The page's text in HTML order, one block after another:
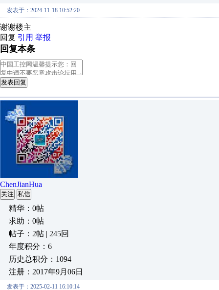
发表于：2024-11-18 10:52:20
谢谢楼主
回复 引用 举报
回复本条
发表回复
ChenJianHua
关注 私信
精华：0帖
求助：0帖
帖子：2帖 | 245回
年度积分：6
历史总积分：1094
注册：2017年9月06日
发表于：2025-02-11 16:10:14